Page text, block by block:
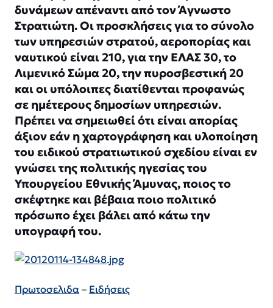
δυνάμεων απέναντι από τον Άγνωστο
Στρατιώτη. Οι προσκλήσεις για το σύνολο
των υπηρεσιών στρατού, αεροπορίας και
ναυτικού είναι 210, για την ΕΛΑΣ 30, το
Λιμενικό Σώμα 20, την πυροσβεστική 20
και οι υπόλοιπες διατίθενται προφανώς
σε ημέτερους δημοσίων υπηρεσιών.
Πρέπει να σημειωθεί ότι είναι απορίας
άξιον εάν η χαρτογράφηση και υλοποίηση
του ειδικού στρατιωτικού σχεδίου είναι εν
γνώσει της πολιτικής ηγεσίας του
Υπουργείου Εθνικής Άμυνας, ποιος το
σκέφτηκε και βέβαια ποιο πολιτικό
πρόσωπο έχει βάλει από κάτω την
υπογραφή του.
Πρωτοσελιδα– Ειδήσεις